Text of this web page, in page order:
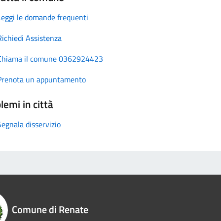
le domande frequenti
Assistenza
il comune 0362924423
un appuntamento
in città
disservizio
Comune di Renate